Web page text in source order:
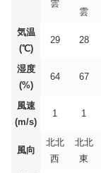
雲
雲
気温
(℃)
29 28
湿度
(%)
64 67
風速
(m/s)
1 1
風向
北北
西
北北
東